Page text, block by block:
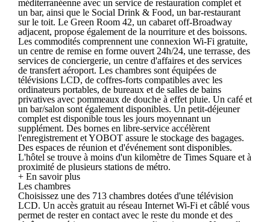
méditerranéenne avec un service de restauration complet et
un bar, ainsi que le Social Drink & Food, un bar-restaurant
sur le toit. Le Green Room 42, un cabaret off-Broadway
adjacent, propose également de la nourriture et des boissons.
Les commodités comprennent une connexion Wi-Fi gratuite,
un centre de remise en forme ouvert 24h/24, une terrasse, des
services de conciergerie, un centre d'affaires et des services
de transfert aéroport. Les chambres sont équipées de
télévisions LCD, de coffres-forts compatibles avec les
ordinateurs portables, de bureaux et de salles de bains
privatives avec pommeaux de douche à effet pluie. Un café et
un bar/salon sont également disponibles. Un petit-déjeuner
complet est disponible tous les jours moyennant un
supplément. Des bornes en libre-service accélèrent
l'enregistrement et YOBOT assure le stockage des bagages.
Des espaces de réunion et d'événement sont disponibles.
L'hôtel se trouve à moins d'un kilomètre de Times Square et à
proximité de plusieurs stations de métro.
+ En savoir plus
Les chambres
Choisissez une des 713 chambres dotées d'une télévision
LCD. Un accès gratuit au réseau Internet Wi-Fi et câblé vous
permet de rester en contact avec le reste du monde et des